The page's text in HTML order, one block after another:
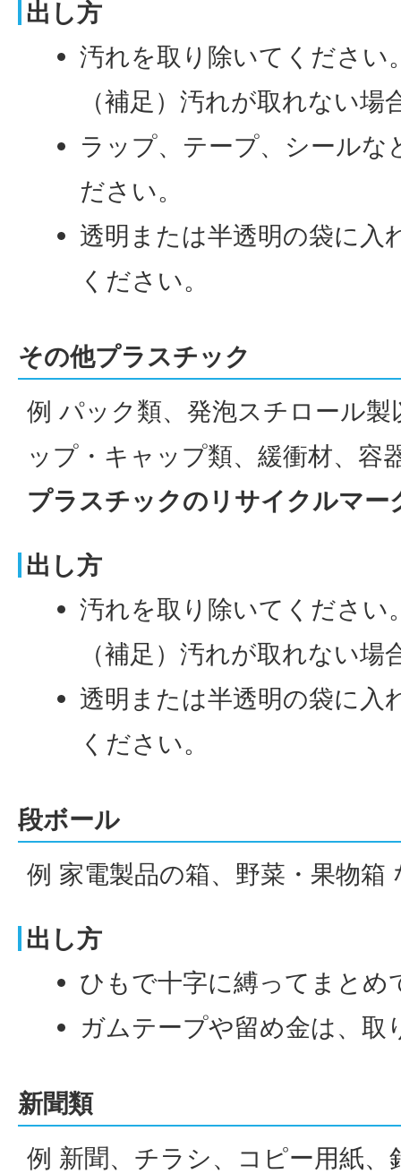
出し方
汚れを取り除いてください
（補足）汚れが取れない
ラップ、テープ、シールな
ださい。
透明または半透明の袋に入
ください。
その他プラスチック
例 パック類、発泡スチロール
ップ・キャップ類、緩衝材、容
プラスチックのリサイクルマー
出し方
汚れを取り除いてください
（補足）汚れが取れない
透明または半透明の袋に入
ください。
段ボール
例 家電製品の箱、野菜・果物箱
出し方
ひもで十字に縛ってまとめ
ガムテープや留め金は、取
新聞類
例 新聞、チラシ、コピー用紙、